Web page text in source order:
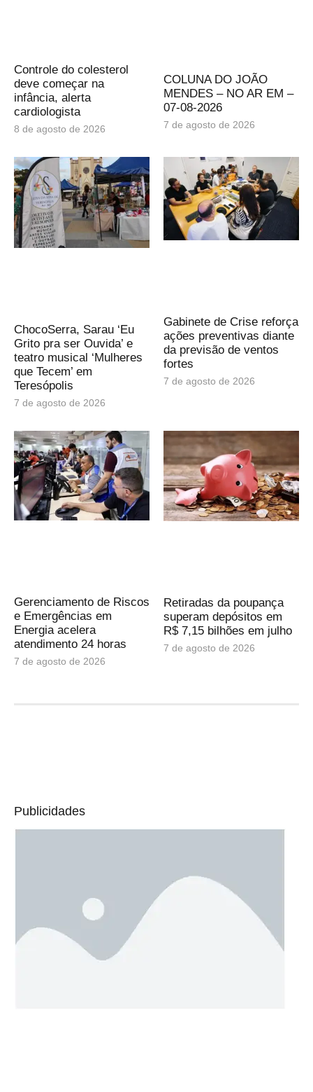
Controle do colesterol
deve começar na
infância, alerta
cardiologista
8 de agosto de 2026
COLUNA DO JOÃO
MENDES – NO AR EM –
07-08-2026
7 de agosto de 2026
ChocoSerra, Sarau ‘Eu
Grito pra ser Ouvida’ e
teatro musical ‘Mulheres
que Tecem’ em
Teresópolis
7 de agosto de 2026
Gabinete de Crise reforça
ações preventivas diante
da previsão de ventos
fortes
7 de agosto de 2026
Gerenciamento de Riscos
e Emergências em
Energia acelera
atendimento 24 horas
7 de agosto de 2026
Retiradas da poupança
superam depósitos em
R$ 7,15 bilhões em julho
7 de agosto de 2026
Publicidades